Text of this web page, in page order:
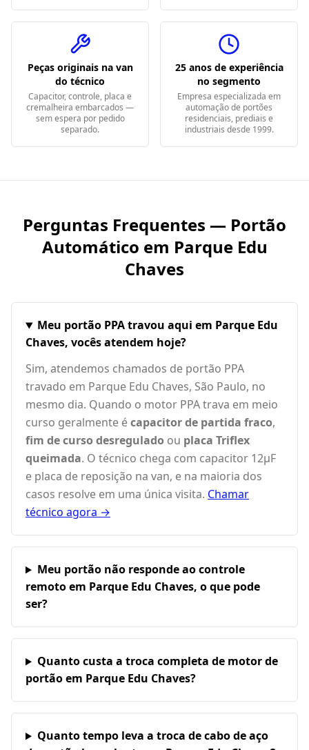
Peças originais na van
do técnico
Capacitor, controle, placa e
cremalheira embarcados —
sem espera por pedido
separado.
25 anos de experiência
no segmento
Empresa especializada em
automação de portões
residenciais, prediais e
industriais desde 1999.
Perguntas Frequentes — Portão
Automático em Parque Edu
Chaves
Meu portão PPA travou aqui em Parque Edu
Chaves, vocês atendem hoje?
Sim, atendemos chamados de portão PPA
travado em Parque Edu Chaves, São Paulo, no
mesmo dia. Quando o motor PPA trava em meio
curso geralmente écapacitor de partida fraco,
fim de curso desregulado ou placa Triflex
queimada. O técnico chega com capacitor 12µF
e placa de reposição na van, e na maioria dos
casos resolve em uma única visita. Chamar
técnico agora →
Meu portão não responde ao controle
remoto em Parque Edu Chaves, o que pode
ser?
Quanto custa a troca completa de motor de
portão em Parque Edu Chaves?
Quanto tempo leva a troca de cabo de aço